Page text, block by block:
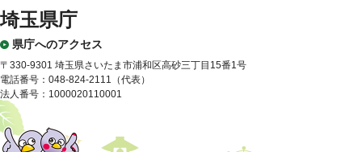
埼玉県庁
県庁へのアクセス
〒330-9301 埼玉県さいたま市浦和区高砂三丁目15番1号
電話番号：048-824-2111（代表）
法人番号：1000020110001